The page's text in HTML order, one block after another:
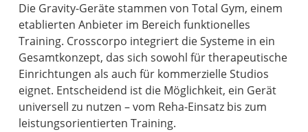
Die Gravity-Geräte stammen von Total Gym, einem
etablierten Anbieter im Bereich funktionelles
Training. Crosscorpo integriert die Systeme in ein
Gesamtkonzept, das sich sowohl für therapeutische
Einrichtungen als auch für kommerzielle Studios
eignet. Entscheidend ist die Möglichkeit, ein Gerät
universell zu nutzen – vom Reha-Einsatz bis zum
leistungsorientierten Training.